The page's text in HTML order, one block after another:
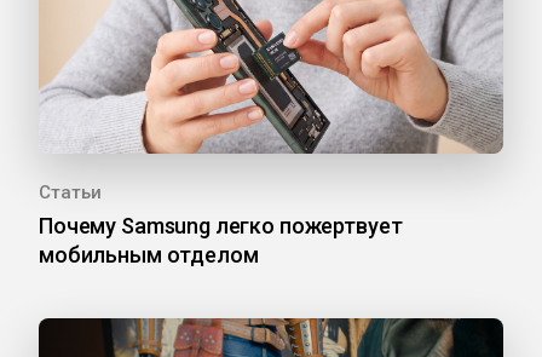
Статьи
Почему Samsung легко пожертвует
мобильным отделом